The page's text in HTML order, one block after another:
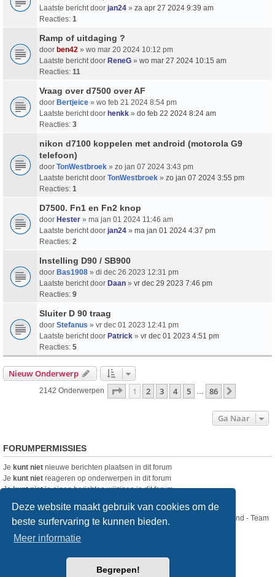
Deze website maakt gebruik van cookies om de
beste surfervaring te kunnen bieden.
Meer informatie
Begrepen!
Laatste bericht door jan24 » za apr 27 2024 9:39 am
Reacties: 1
Ramp of uitdaging ?
door ben42 » wo mar 20 2024 10:12 pm
Laatste bericht door ReneG » wo mar 27 2024 10:15 am
Reacties: 11
Vraag over d7500 over AF
door Bertjeice » wo feb 21 2024 8:54 pm
Laatste bericht door henkk » do feb 22 2024 8:24 am
Reacties: 3
nikon d7100 koppelen met android (motorola G9
telefoon)
door TonWestbroek » zo jan 07 2024 3:43 pm
Laatste bericht door TonWestbroek » zo jan 07 2024 3:55 pm
Reacties: 1
D7500. Fn1 en Fn2 knop
door Hester » ma jan 01 2024 11:46 am
Laatste bericht door jan24 » ma jan 01 2024 4:37 pm
Reacties: 2
Instelling D90 / SB900
door Bas1908 » di dec 26 2023 12:31 pm
Laatste bericht door Daan » vr dec 29 2023 7:46 pm
Reacties: 9
Sluiter D 90 traag
door Stefanus » vr dec 01 2023 12:41 pm
Laatste bericht door Patrick » vr dec 01 2023 4:51 pm
Reacties: 5
Nieuw Onderwerp
2142 Onderwerpen Pagina Van86
1 2 3 4 5 86
Ga Naar
FORUMPERMISSIES
Je kunt niet nieuwe berichten plaatsen in dit forum
Je kunt niet reageren op onderwerpen in dit forum
Jekunt nietje eigen berichten wijzigen in dit forum
Nikon Club Nederland - Team
Forum
Copyright © Nikon Club Nederland 2023
® Forum Software © phpBB Limited